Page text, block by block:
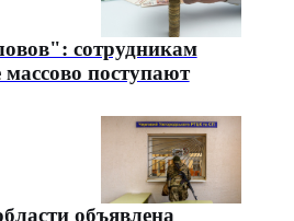
сотрудникам
поступают
объявлена